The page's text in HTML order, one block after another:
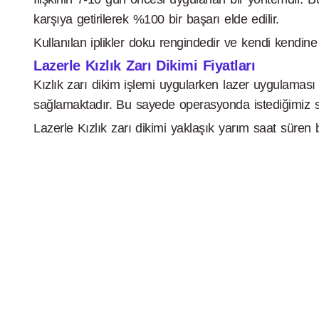
karşıya getirilerek %100 bir başarı elde edilir.
Kullanılan iplikler doku rengindedir ve kendi
Lazerle Kızlık Zarı Dikimi Fiyatları
Kızlık zarı dikim işlemi uygularken lazer
sağlamaktadır. Bu sayede operasyonda istediğimiz
Lazerle Kızlık zarı dikimi yaklaşık yarım saat